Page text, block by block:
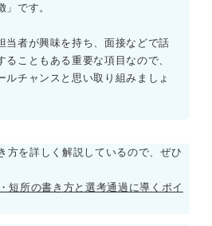
」です。
当者が興味を持ち、面接などで話
ることもある重要な項目なので、
ルチャンスと思い取り組みましょ
方を詳しく解説しているので、ぜひ
短所の書き方と選考通過に導くポイ